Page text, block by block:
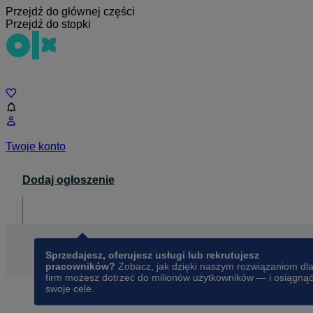
Przejdź do głównej części
Przejdź do stopki
Twoje konto
Dodaj ogłoszenie
Sprzedajesz, oferujesz usługi lub rekrutujesz
pracowników? Zobacz, jak dzięki naszym rozwiązaniom dla
firm możesz dotrzeć do milionów użytkowników — i osiągnąć
swoje cele.